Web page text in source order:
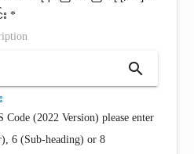
*
search
(2022 Version) please enter
6 (Sub-heading) or 8